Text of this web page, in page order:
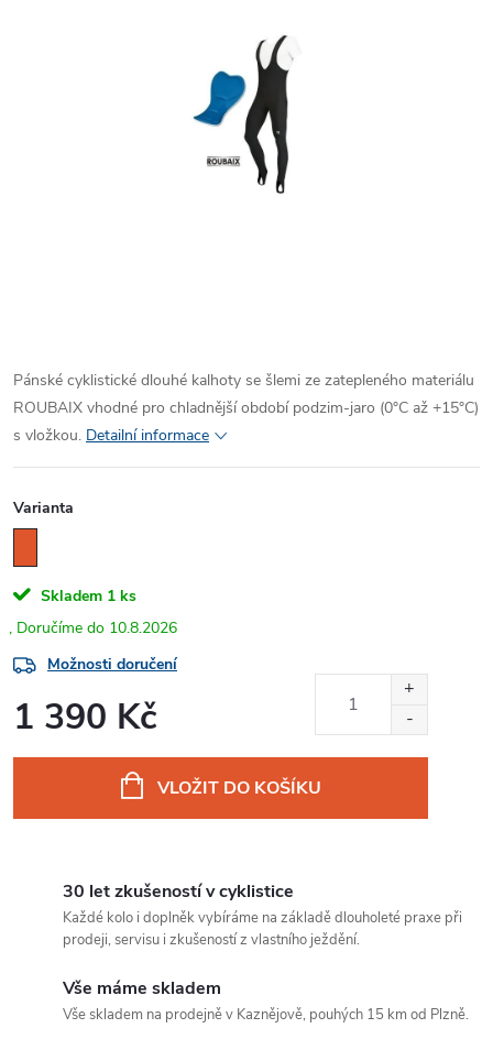
Pánské cyklistické dlouhé kalhoty se šlemi ze zatepleného materiálu
ROUBAIX vhodné pro chladnější období podzim-jaro (0°C až +15°C)
s vložkou. Detailní informace
Varianta
Skladem 1 ks
10.8.2026
Možnosti doručení
1 390 Kč
VLOŽIT DO KOŠÍKU
30 let zkušeností v cyklistice
Každé kolo i doplněk vybíráme na základě dlouholeté praxe při
prodeji, servisu i zkušeností z vlastního ježdění.
Vše máme skladem
Vše skladem na prodejně v Kaznějově, pouhých 15 km od Plzně.